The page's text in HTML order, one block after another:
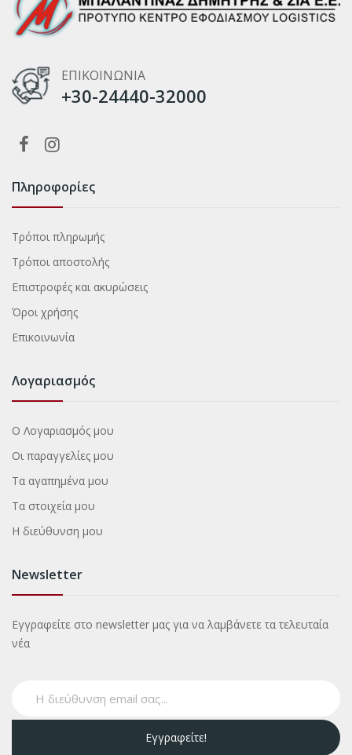
ΕΠΙΚΟΙΝΩΝΙΑ
+30-24440-32000
Πληροφορίες
Τρόποι πληρωμής
Τρόποι αποστολής
Επιστροφές και ακυρώσεις
Όροι χρήσης
Επικοινωνία
Λογαριασμός
Ο Λογαριασμός μου
Οι παραγγελίες μου
Τα αγαπημένα μου
Τα στοιχεία μου
Η διεύθυνση μου
Newsletter
Εγγραφείτε στο newsletter μας για να λαμβάνετε τα τελευταία
νέα
Εγγραφείτε!